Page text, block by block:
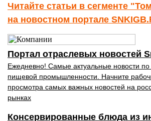
Читайте статьи в сегменте
на новостном портале
Портал отраслевых новостей
Ежедневно! Самые актуальные новости
пищевой промышленности. Начните
просмотра самых важных новостей на
рынках
Консервированные блюда из